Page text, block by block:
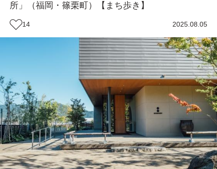
所」（福岡・篠栗町）【まち歩き】
14 2025.08.05